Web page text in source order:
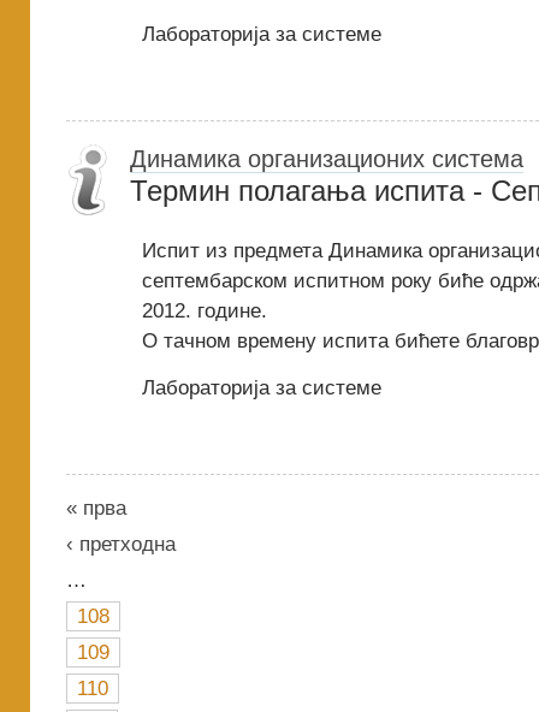
Лабораторија за системе
Динамика организационих система
Термин полагања испита -
Испит из предмета Динамика
септембарском испитном року биће
2012. године.
О тачном времену испита бићете
Лабораторија за системе
« прва
‹ претходна
…
108
109
110